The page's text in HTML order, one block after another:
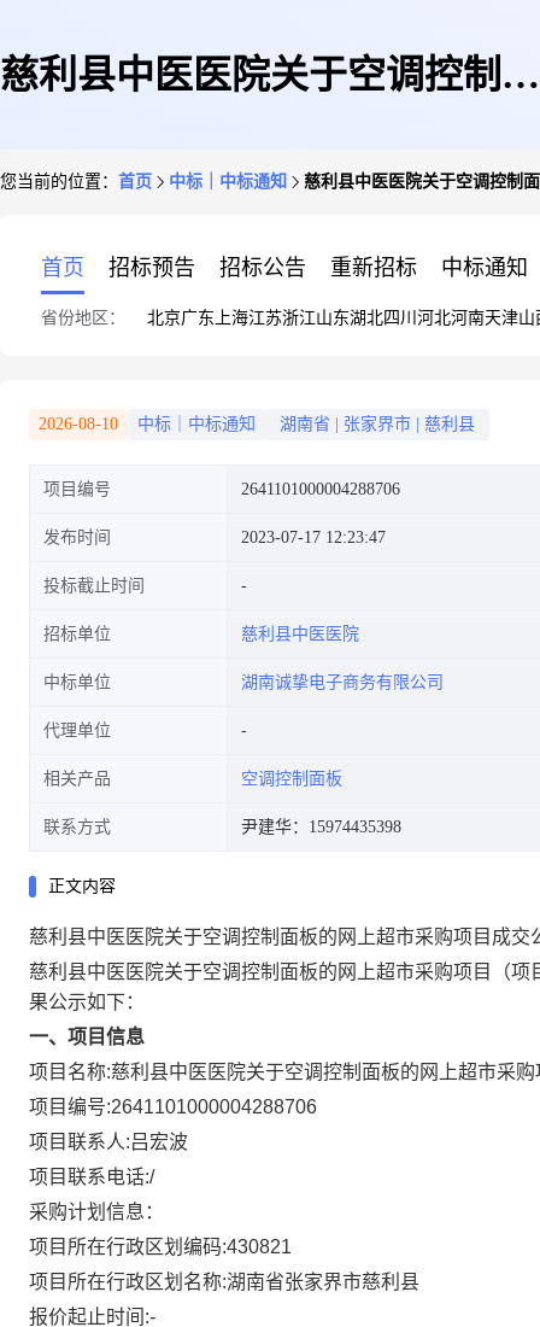
慈利县中医医院关于空调控制面
您当前的位置： 首页 中标｜中标通知 慈利县中医医院关于空调控制
首页 招标预告 招标公告 重新招标 中标通知
省份地区： 北京广东 上海江苏浙江山东湖北四川 河北河南天津山
2026-08-10 中标｜中标通知 湖南省 张家界市 慈利县
项目编号 2641101000004288706
发布时间 2023-07-17 12:23:47
投标截止时间
招标单位 慈利县中医医院
中标单位 湖南诚挚电子商务有限公司
代理单位
相关产品 空调控制面板
联系方式 尹建华：15974435398
正文内容
慈利县中医医院关于空调控制面板的网上超市采购项目成交
慈利县中医医院关于空调控制面板的网上超市采购项目
（
果公示如下：
一、项目信息
项目名称:慈利县中医医院关于空调控制面板的网上超市采购
项目编号:2641101000004288706
项目联系人:吕宏波
项目联系电话:/
采购计划信息：
项目所在行政区划编码:430821
项目所在行政区划名称:湖南省张家界市慈利县
报价起止时间:-